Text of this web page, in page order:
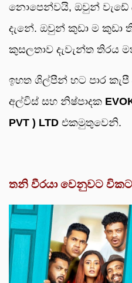
නොපෙන්වයි, ඔවුන් වැඩේ
දැනේ. ඔවුන් කුඩා ම කුඩා
කුසලතාව දැවැන්ත තිරය
ඉහත ශිල්පීන් හට පාර කැපී
අල්විස් සහ නිෂ්පාදක
PVT ) LTD එකමුතුවෙනි.
තනි වීරයා වෙනුවට